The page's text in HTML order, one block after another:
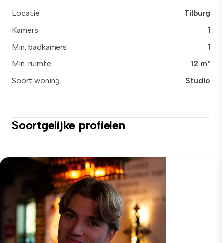
Locatie
Tilburg
Kamers
1
Min. badkamers
1
Min. ruimte
12 m²
Soort woning
Studio
Soortgelijke profielen